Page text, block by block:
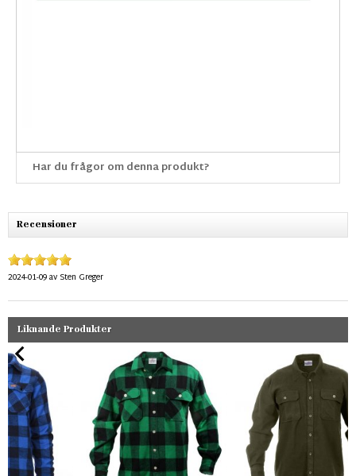
Har du frågor om denna produkt?
Recensioner
2024-01-09av Sten Greger
Liknande Produkter